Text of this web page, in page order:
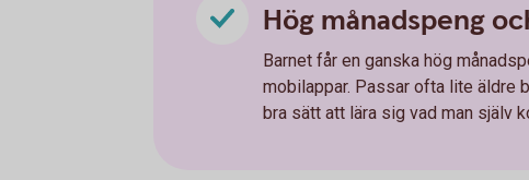
Hög månadspeng
Barnet får en ganska hög
mobilappar. Passar ofta lite äldre
bra sätt att lära sig vad man själv